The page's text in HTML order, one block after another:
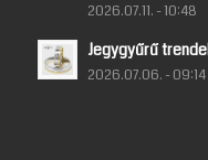
2026.07.11. - 10:48
Jegygyűrű
2026.07.06. - 09:14